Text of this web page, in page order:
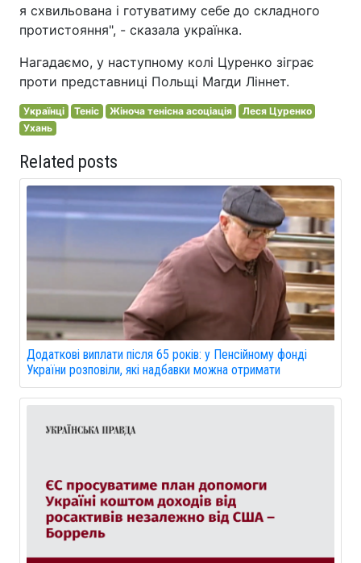
я схвильована і готуватиму себе до складного
протистояння", - сказала українка.
Нагадаємо, у наступному колі Цуренко зіграє
проти представниці Польщі Магди Ліннет.
Українці Теніс Жіноча тенісна асоціація
Леся Цуренко
Ухань
Related posts
Додаткові виплати після 65 років: у Пенсійному фонді
України розповіли, які надбавки можна отримати